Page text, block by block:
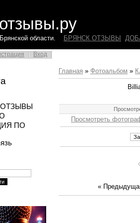
области. БРЯНСК ОТЗЫВЫ
Вход
ПО
Главная » Фотоальбом »
Просмотреть
«